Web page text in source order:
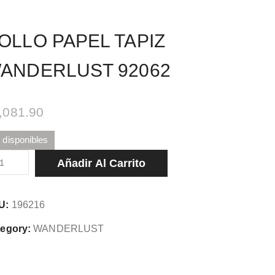
PAPEL TAPIZ
92062
disponibles
Añadir Al Carrito
196216
WANDERLUST